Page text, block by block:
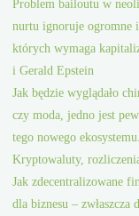
Problem bailoutu w
nurtu ignoruje ogromne
których wymaga
i Gerald Epstein
Jak będzie wyglądało
czy moda, jedno jest
tego nowego
Kryptowaluty,
Jak zdecentralizowane
dla biznesu – zwłaszcza